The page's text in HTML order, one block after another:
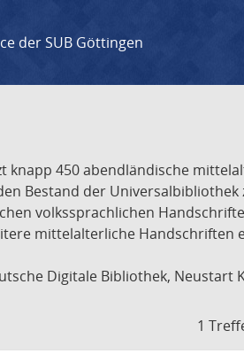
der SUB Göttingen
450 abendländische
Bestand der
volkssprachlichen
mittelalterliche Handschriften
Digitale Bibliothek, Neustart
1